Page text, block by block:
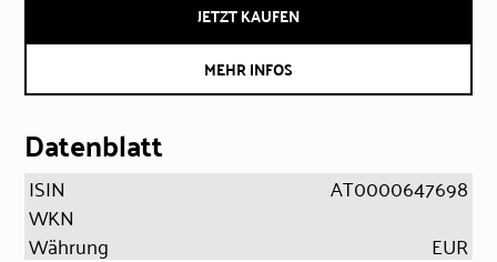
JETZT KAUFEN
MEHR INFOS
Datenblatt
ISIN
AT0000647698
WKN
Währung
EUR